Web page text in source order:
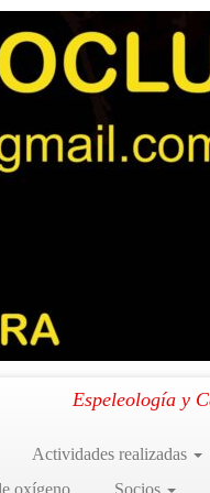
Espeleología y
Actividades realizadas
oxígeno Socios